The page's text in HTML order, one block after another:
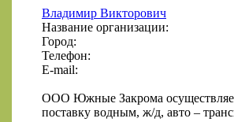
Владимир Викторович
Название организации:
Город:
Телефон:
E-mail:
ООО Южные Закрома
поставку водным, ж/д, авто –